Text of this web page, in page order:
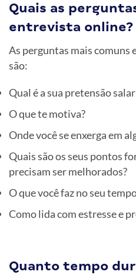
Quais as
entrevista online?
As perguntas mais
são:
Qual é a sua pretensão
O que te motiva?
Onde você se enxerga em
Quais são os seus pontos
precisam ser melhorados?
O que você faz no seu
Como lida com estresse e
Quanto tempo